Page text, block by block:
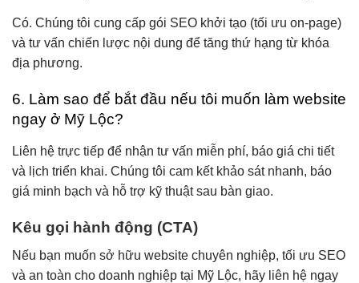
Có. Chúng tôi cung cấp gói SEO khởi tạo (tối ưu on-page)
và tư vấn chiến lược nội dung để tăng thứ hạng từ khóa
địa phương.
6. Làm sao để bắt đầu nếu tôi muốn làm website
ngay ở Mỹ Lộc?
Liên hệ trực tiếp để nhận tư vấn miễn phí, báo giá chi tiết
và lịch triển khai. Chúng tôi cam kết khảo sát nhanh, báo
giá minh bạch và hỗ trợ kỹ thuật sau bàn giao.
Kêu gọi hành động (CTA)
Nếu bạn muốn sở hữu website chuyên nghiệp, tối ưu SEO
và an toàn cho doanh nghiệp tại Mỹ Lộc, hãy liên hệ ngay